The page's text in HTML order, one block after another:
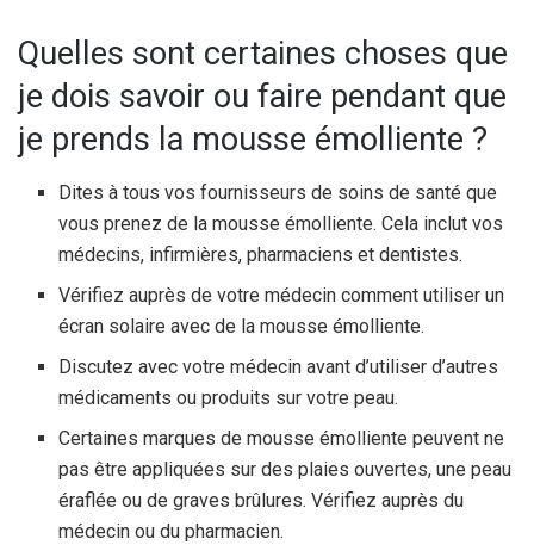
Quelles sont certaines choses que
je dois savoir ou faire pendant que
je prends la mousse émolliente ?
Dites à tous vos fournisseurs de soins de santé que
vous prenez de la mousse émolliente. Cela inclut vos
médecins, infirmières, pharmaciens et dentistes.
Vérifiez auprès de votre médecin comment utiliser un
écran solaire avec de la mousse émolliente.
Discutez avec votre médecin avant d’utiliser d’autres
médicaments ou produits sur votre peau.
Certaines marques de mousse émolliente peuvent ne
pas être appliquées sur des plaies ouvertes, une peau
éraflée ou de graves brûlures. Vérifiez auprès du
médecin ou du pharmacien.